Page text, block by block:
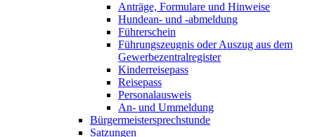
Anträge, Formulare und Hinweise
Hundean- und -abmeldung
Führerschein
Führungszeugnis oder Auszug aus dem
Gewerbezentralregister
Kinderreisepass
Reisepass
Personalausweis
An- und Ummeldung
Bürgermeistersprechstunde
Satzungen